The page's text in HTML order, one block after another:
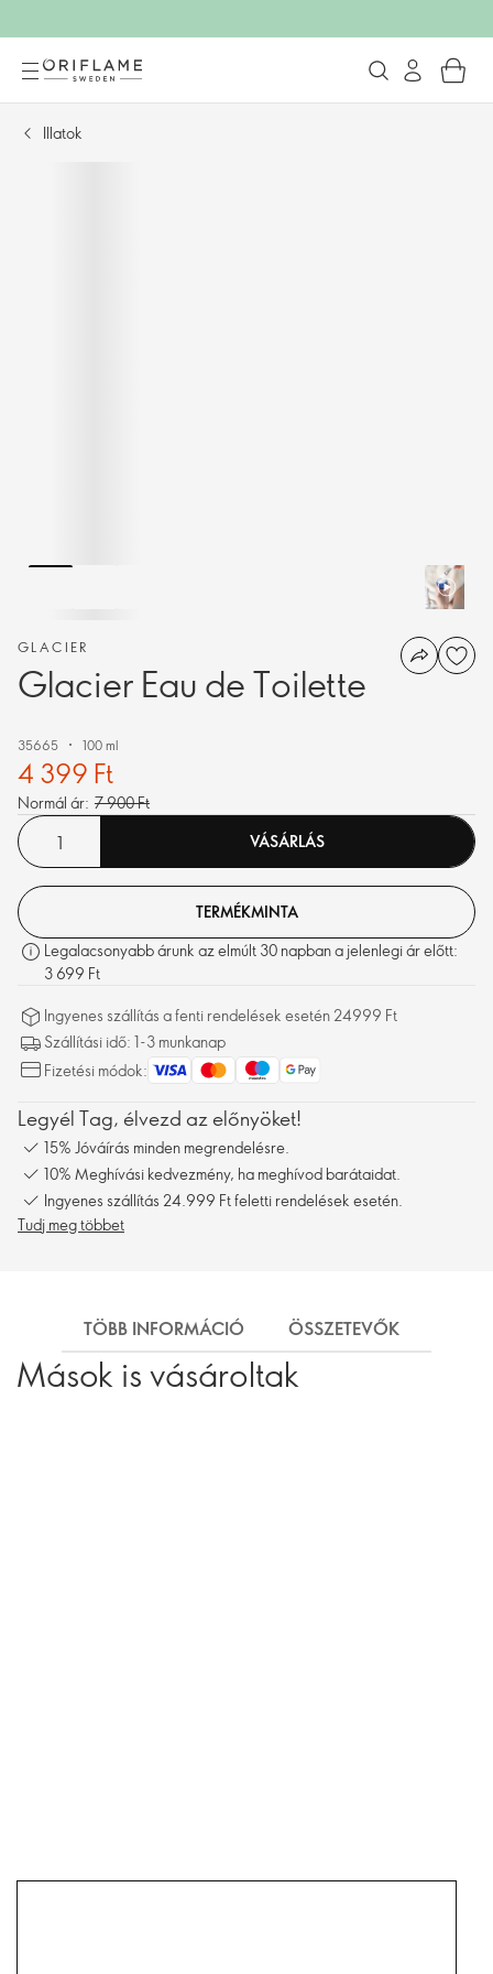
Illatok
GLACIER
Glacier Eau de Toilette
35665 100 ml
4 399 Ft
Normál ár: 7 900 Ft
VÁSÁRLÁS
TERMÉKMINTA
Legalacsonyabb árunk az elmúlt 30 napban a jelenlegi ár előtt:
3 699 Ft
Ingyenes szállítás a fenti rendelések esetén 24999 Ft
Szállítási idő: 1-3 munkanap
Fizetési módok:
Legyél Tag, élvezd az előnyöket!
15% Jóváírás minden megrendelésre.
10% Meghívási kedvezmény, ha meghívod barátaidat.
Ingyenes szállítás 24.999 Ft feletti rendelések esetén.
Tudj meg többet
TÖBB INFORMÁCIÓ ÖSSZETEVŐK
Mások is vásároltak